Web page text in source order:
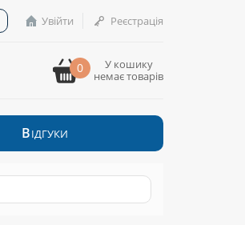
Увійти Реєстрація
0
У кошику
немає товарів
ВІДГУКИ